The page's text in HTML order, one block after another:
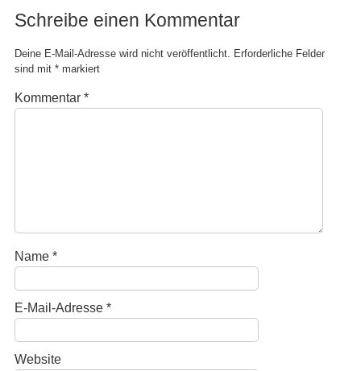
Schreibe einen Kommentar
Deine E-Mail-Adresse wird nicht veröffentlicht. Erforderliche Felder
sind mit *markiert
Kommentar *
Name *
E-Mail-Adresse *
Website